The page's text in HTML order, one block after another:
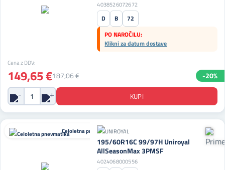
4038526072672
D B
72
PO NAROČILU:
Klikni za datum dostave
Cena z DDV:
149,65 €187,06 € -20%
Celoletna pnevmatika
195/60R16C 99/97H Uniroyal
AllSeasonMax 3PMSF
4024068000556